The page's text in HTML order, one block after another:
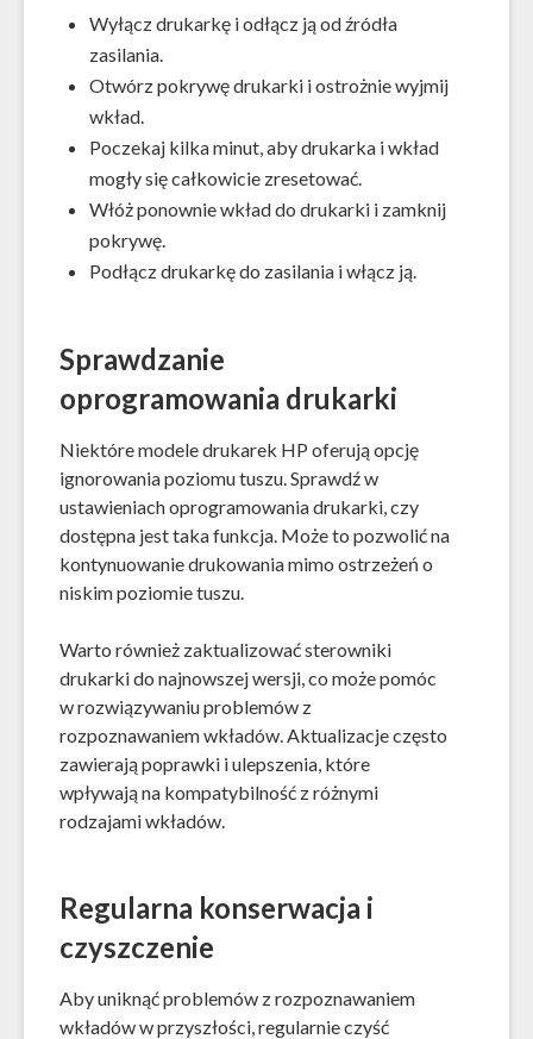
Wyłącz drukarkę i odłącz ją od źródła
zasilania.
Otwórz pokrywę drukarki i ostrożnie wyjmij
wkład.
Poczekaj kilka minut, aby drukarka i wkład
mogły się całkowicie zresetować.
Włóż ponownie wkład do drukarki i zamknij
pokrywę.
Podłącz drukarkę do zasilania i włącz ją.
Sprawdzanie
oprogramowania drukarki
Niektóre modele drukarek HP oferują opcję
ignorowania poziomu tuszu. Sprawdź w
ustawieniach oprogramowania drukarki, czy
dostępna jest taka funkcja. Może to pozwolić na
kontynuowanie drukowania mimo ostrzeżeń o
niskim poziomie tuszu.
Warto również zaktualizować sterowniki
drukarki do najnowszej wersji, co może pomóc
w rozwiązywaniu problemów z
rozpoznawaniem wkładów. Aktualizacje często
zawierają poprawki i ulepszenia, które
wpływają na kompatybilność z różnymi
rodzajami wkładów.
Regularna konserwacja i
czyszczenie
Aby uniknąć problemów z rozpoznawaniem
wkładów w przyszłości, regularnie czyść